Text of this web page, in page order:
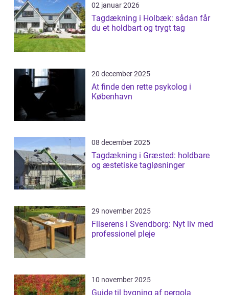
02 januar 2026
Tagdækning i Holbæk: sådan får
du et holdbart og trygt tag
20 december 2025
At finde den rette psykolog i
København
08 december 2025
Tagdækning i Græsted: holdbare
og æstetiske tagløsninger
29 november 2025
Fliserens i Svendborg: Nyt liv med
professionel pleje
10 november 2025
Guide til bygning af pergola